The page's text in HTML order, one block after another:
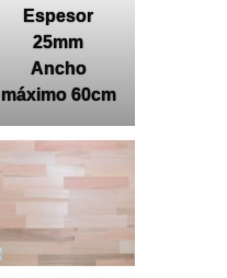
Espesor
25mm
Ancho
máximo 60cm